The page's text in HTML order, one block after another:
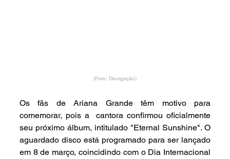
(Foto: Divulgação)
Os fãs de Ariana Grande têm motivo para
comemorar, pois a  cantora confirmou oficialmente
seu próximo álbum, intitulado "Eternal Sunshine". O
aguardado disco está programado para ser lançado
em 8 de março, coincidindo com o Dia Internacional